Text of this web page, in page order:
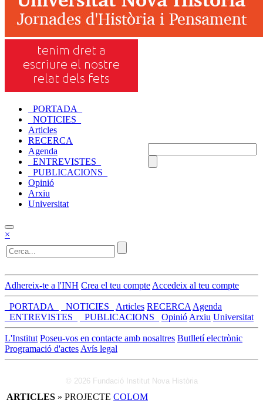
_PORTADA_
_NOTICIES_
Articles
RECERCA
Agenda
_ENTREVISTES_
_PUBLICACIONS_
Opinió
Arxiu
Universitat
×
Adhereix-te a l'INH Crea el teu compte Accedeix al teu compte
_PORTADA_ _NOTICIES_ Articles RECERCA Agenda
_ENTREVISTES_
_PUBLICACIONS_ Opinió Arxiu Universitat
L'Institut Poseu-vos en contacte amb nosaltres Butlletí electrònic
Programació d'actes Avís legal
© 2026 Fundació Institut Nova Història
ARTICLES » PROJECTE COLOM